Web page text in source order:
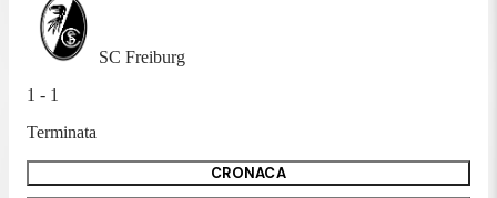
SC Freiburg
1 - 1
Terminata
CRONACA